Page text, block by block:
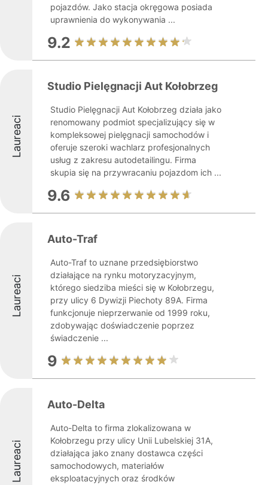
pojazdów. Jako stacja okręgowa posiada
uprawnienia do wykonywania ...
9.2
Laureaci
Studio Pielęgnacji Aut Kołobrzeg
Studio Pielęgnacji Aut Kołobrzeg działa jako
renomowany podmiot specjalizujący się w
kompleksowej pielęgnacji samochodów i
oferuje szeroki wachlarz profesjonalnych
usług z zakresu autodetailingu. Firma
skupia się na przywracaniu pojazdom ich ...
9.6
Laureaci
Auto-Traf
Auto-Traf to uznane przedsiębiorstwo
działające na rynku motoryzacyjnym,
którego siedziba mieści się w Kołobrzegu,
przy ulicy 6 Dywizji Piechoty 89A. Firma
funkcjonuje nieprzerwanie od 1999 roku,
zdobywając doświadczenie poprzez
świadczenie ...
9
Laureaci
Auto-Delta
Auto-Delta to firma zlokalizowana w
Kołobrzegu przy ulicy Unii Lubelskiej 31A,
działająca jako znany dostawca części
samochodowych, materiałów
eksploatacyjnych oraz środków